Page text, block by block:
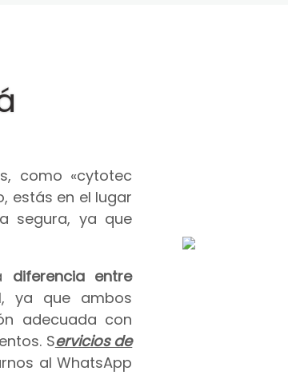
como «cytotec
estás en el lugar
segura, ya que
diferencia entre
ya que ambos
adecuada con
Servicios de
al WhatsApp